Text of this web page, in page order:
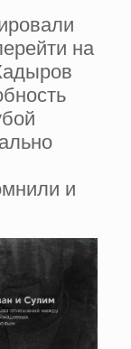
на
и